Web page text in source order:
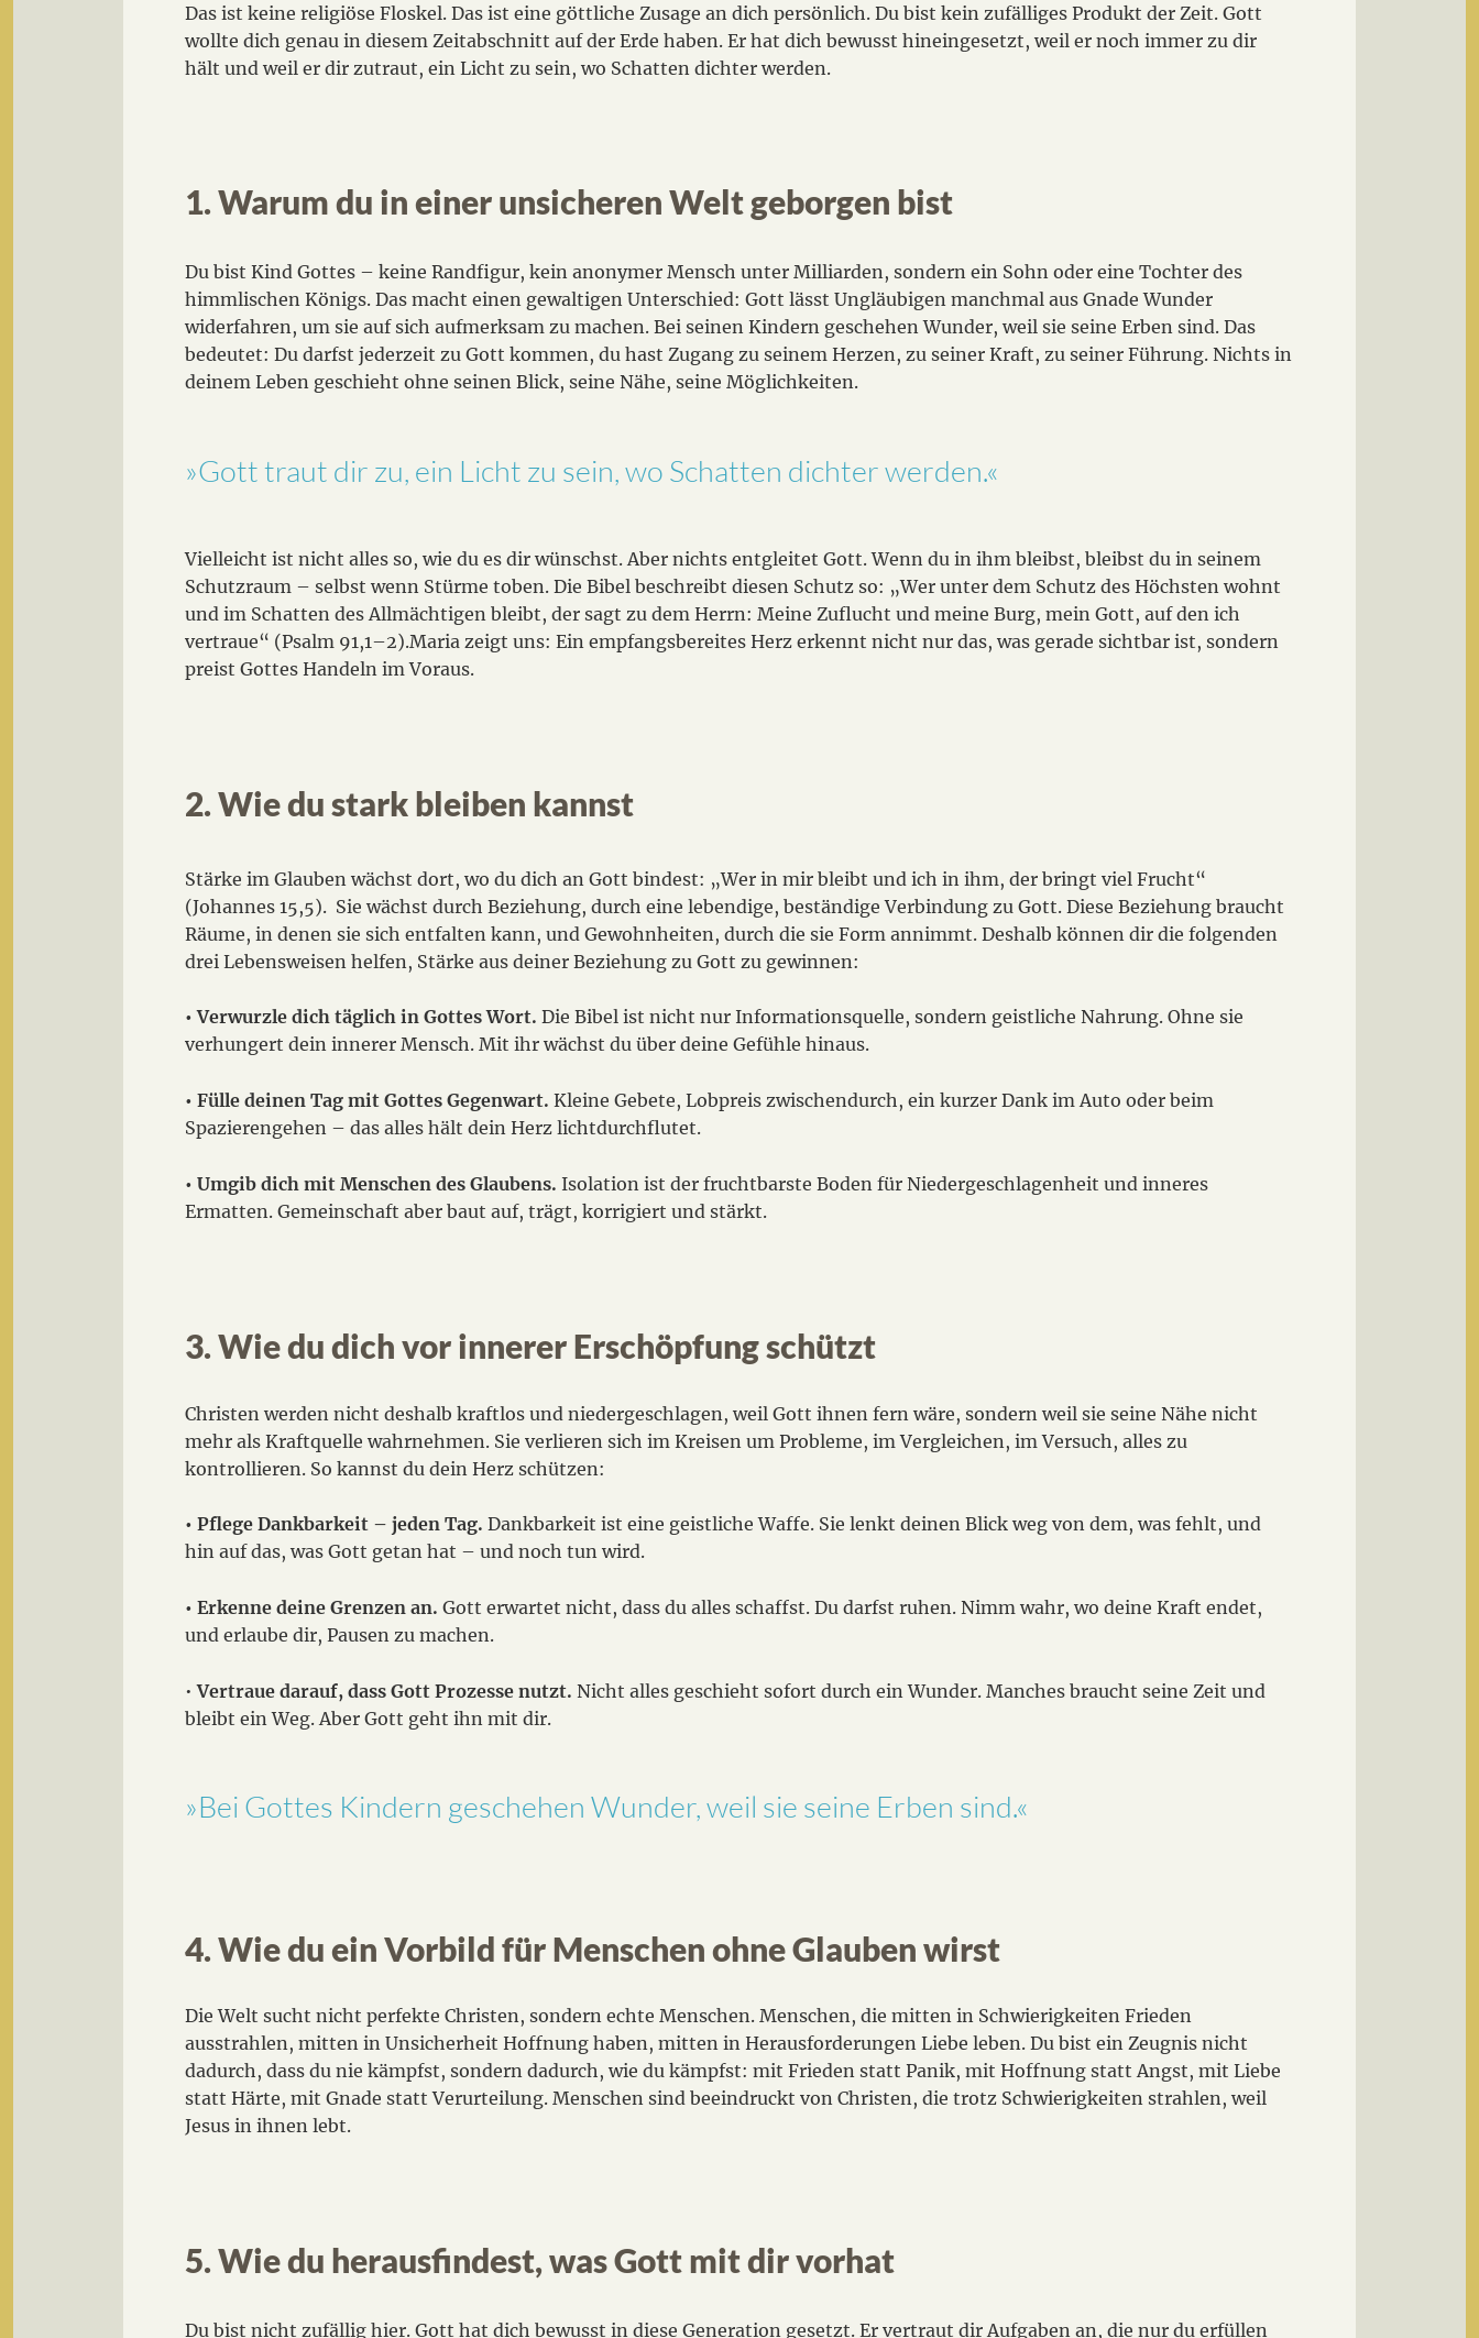
Das ist keine religiöse Floskel. Das ist eine göttliche Zusage an dich persönlich. Du bist kein zufälliges Produkt der Zeit. Gott
wollte dich genau in diesem Zeitabschnitt auf der Erde haben. Er hat dich bewusst hineingesetzt, weil er noch immer zu dir
hält und weil er dir zutraut, ein Licht zu sein, wo Schatten dichter werden.
1. Warum du in einer unsicheren Welt geborgen bist
Du bist Kind Gottes – keine Randfigur, kein anonymer Mensch unter Milliarden, sondern ein Sohn oder eine Tochter des
himmlischen Königs. Das macht einen gewaltigen Unterschied: Gott lässt Ungläubigen manchmal aus Gnade Wunder
widerfahren, um sie auf sich aufmerksam zu machen. Bei seinen Kindern geschehen Wunder, weil sie seine Erben sind. Das
bedeutet: Du darfst jederzeit zu Gott kommen, du hast Zugang zu seinem Herzen, zu seiner Kraft, zu seiner Führung. Nichts in
deinem Leben geschieht ohne seinen Blick, seine Nähe, seine Möglichkeiten.
»Gott traut dir zu, ein Licht zu sein, wo Schatten dichter werden.«
Vielleicht ist nicht alles so, wie du es dir wünschst. Aber nichts entgleitet Gott. Wenn du in ihm bleibst, bleibst du in seinem
Schutzraum – selbst wenn Stürme toben. Die Bibel beschreibt diesen Schutz so: „Wer unter dem Schutz des Höchsten wohnt
und im Schatten des Allmächtigen bleibt, der sagt zu dem Herrn: Meine Zuflucht und meine Burg, mein Gott, auf den ich
vertraue“ (Psalm 91,1–2).Maria zeigt uns: Ein empfangsbereites Herz erkennt nicht nur das, was gerade sichtbar ist, sondern
preist Gottes Handeln im Voraus.
2. Wie du stark bleiben kannst
Stärke im Glauben wächst dort, wo du dich an Gott bindest: „Wer in mir bleibt und ich in ihm, der bringt viel Frucht“
(Johannes 15,5). Sie wächst durch Beziehung, durch eine lebendige, beständige Verbindung zu Gott. Diese Beziehung braucht
Räume, in denen sie sich entfalten kann, und Gewohnheiten, durch die sie Form annimmt. Deshalb können dir die folgenden
drei Lebensweisen helfen, Stärke aus deiner Beziehung zu Gott zu gewinnen:
• Verwurzle dich täglich in Gottes Wort. Die Bibel ist nicht nur Informationsquelle, sondern geistliche Nahrung. Ohne sie
verhungert dein innerer Mensch. Mit ihr wächst du über deine Gefühle hinaus.
• Fülle deinen Tag mit Gottes Gegenwart. Kleine Gebete, Lobpreis zwischendurch, ein kurzer Dank im Auto oder beim
Spazierengehen – das alles hält dein Herz lichtdurchflutet.
• Umgib dich mit Menschen des Glaubens. Isolation ist der fruchtbarste Boden für Niedergeschlagenheit und inneres
Ermatten. Gemeinschaft aber baut auf, trägt, korrigiert und stärkt.
3. Wie du dich vor innerer Erschöpfung schützt
Christen werden nicht deshalb kraftlos und niedergeschlagen, weil Gott ihnen fern wäre, sondern weil sie seine Nähe nicht
mehr als Kraftquelle wahrnehmen. Sie verlieren sich im Kreisen um Probleme, im Vergleichen, im Versuch, alles zu
kontrollieren. So kannst du dein Herz schützen:
• Pflege Dankbarkeit – jeden Tag. Dankbarkeit ist eine geistliche Waffe. Sie lenkt deinen Blick weg von dem, was fehlt, und
hin auf das, was Gott getan hat – und noch tun wird.
• Erkenne deine Grenzen an. Gott erwartet nicht, dass du alles schaffst. Du darfst ruhen. Nimm wahr, wo deine Kraft endet,
und erlaube dir, Pausen zu machen.
•Vertraue darauf, dass Gott Prozesse nutzt. Nicht alles geschieht sofort durch ein Wunder. Manches braucht seine Zeit und
bleibt ein Weg. Aber Gott geht ihn mit dir.
»Bei Gottes Kindern geschehen Wunder, weil sie seine Erben sind.«
4. Wie du ein Vorbild für Menschen ohne Glauben wirst
Die Welt sucht nicht perfekte Christen, sondern echte Menschen. Menschen, die mitten in Schwierigkeiten Frieden
ausstrahlen, mitten in Unsicherheit Hoffnung haben, mitten in Herausforderungen Liebe leben. Du bist ein Zeugnis nicht
dadurch, dass du nie kämpfst, sondern dadurch, wie du kämpfst: mit Frieden statt Panik, mit Hoffnung statt Angst, mit Liebe
statt Härte, mit Gnade statt Verurteilung. Menschen sind beeindruckt von Christen, die trotz Schwierigkeiten strahlen, weil
Jesus in ihnen lebt.
5. Wie du herausfindest, was Gott mit dir vorhat
Du bist nicht zufällig hier. Gott hat dich bewusst in diese Generation gesetzt. Er vertraut dir Aufgaben an, die nur du erfüllen